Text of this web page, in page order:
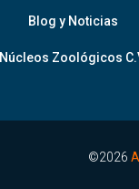
Blog y Noticias
Núcleos Zoológicos
©2026